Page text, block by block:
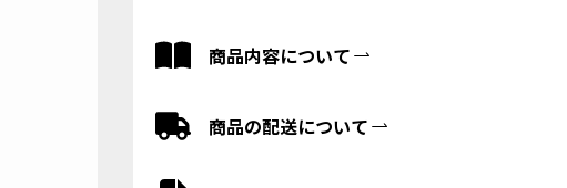
商品内容について
商品の配送について